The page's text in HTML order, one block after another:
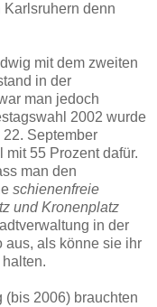
Karlsruhern denn
mit dem zweiten
in der
man jedoch
2002 wurde
September
55 Prozent dafür.
man den
schienenfreie
und Kronenplatz
in der
aus, als könne sie ihr
(bis 2006) brauchten